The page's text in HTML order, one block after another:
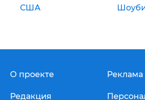
США
О проекте
Редакция
Реклама